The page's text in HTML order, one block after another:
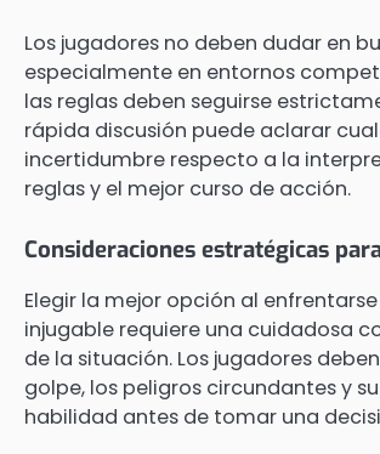
Los jugadores no deben dudar en
especialmente en entornos
las reglas deben seguirse
rápida discusión puede aclarar
incertidumbre respecto a la
reglas y el mejor curso de acción.
Consideraciones estratégicas
Elegir la mejor opción al
injugable requiere una cuidadosa
de la situación. Los jugadores
golpe, los peligros circundantes y
habilidad antes de tomar una